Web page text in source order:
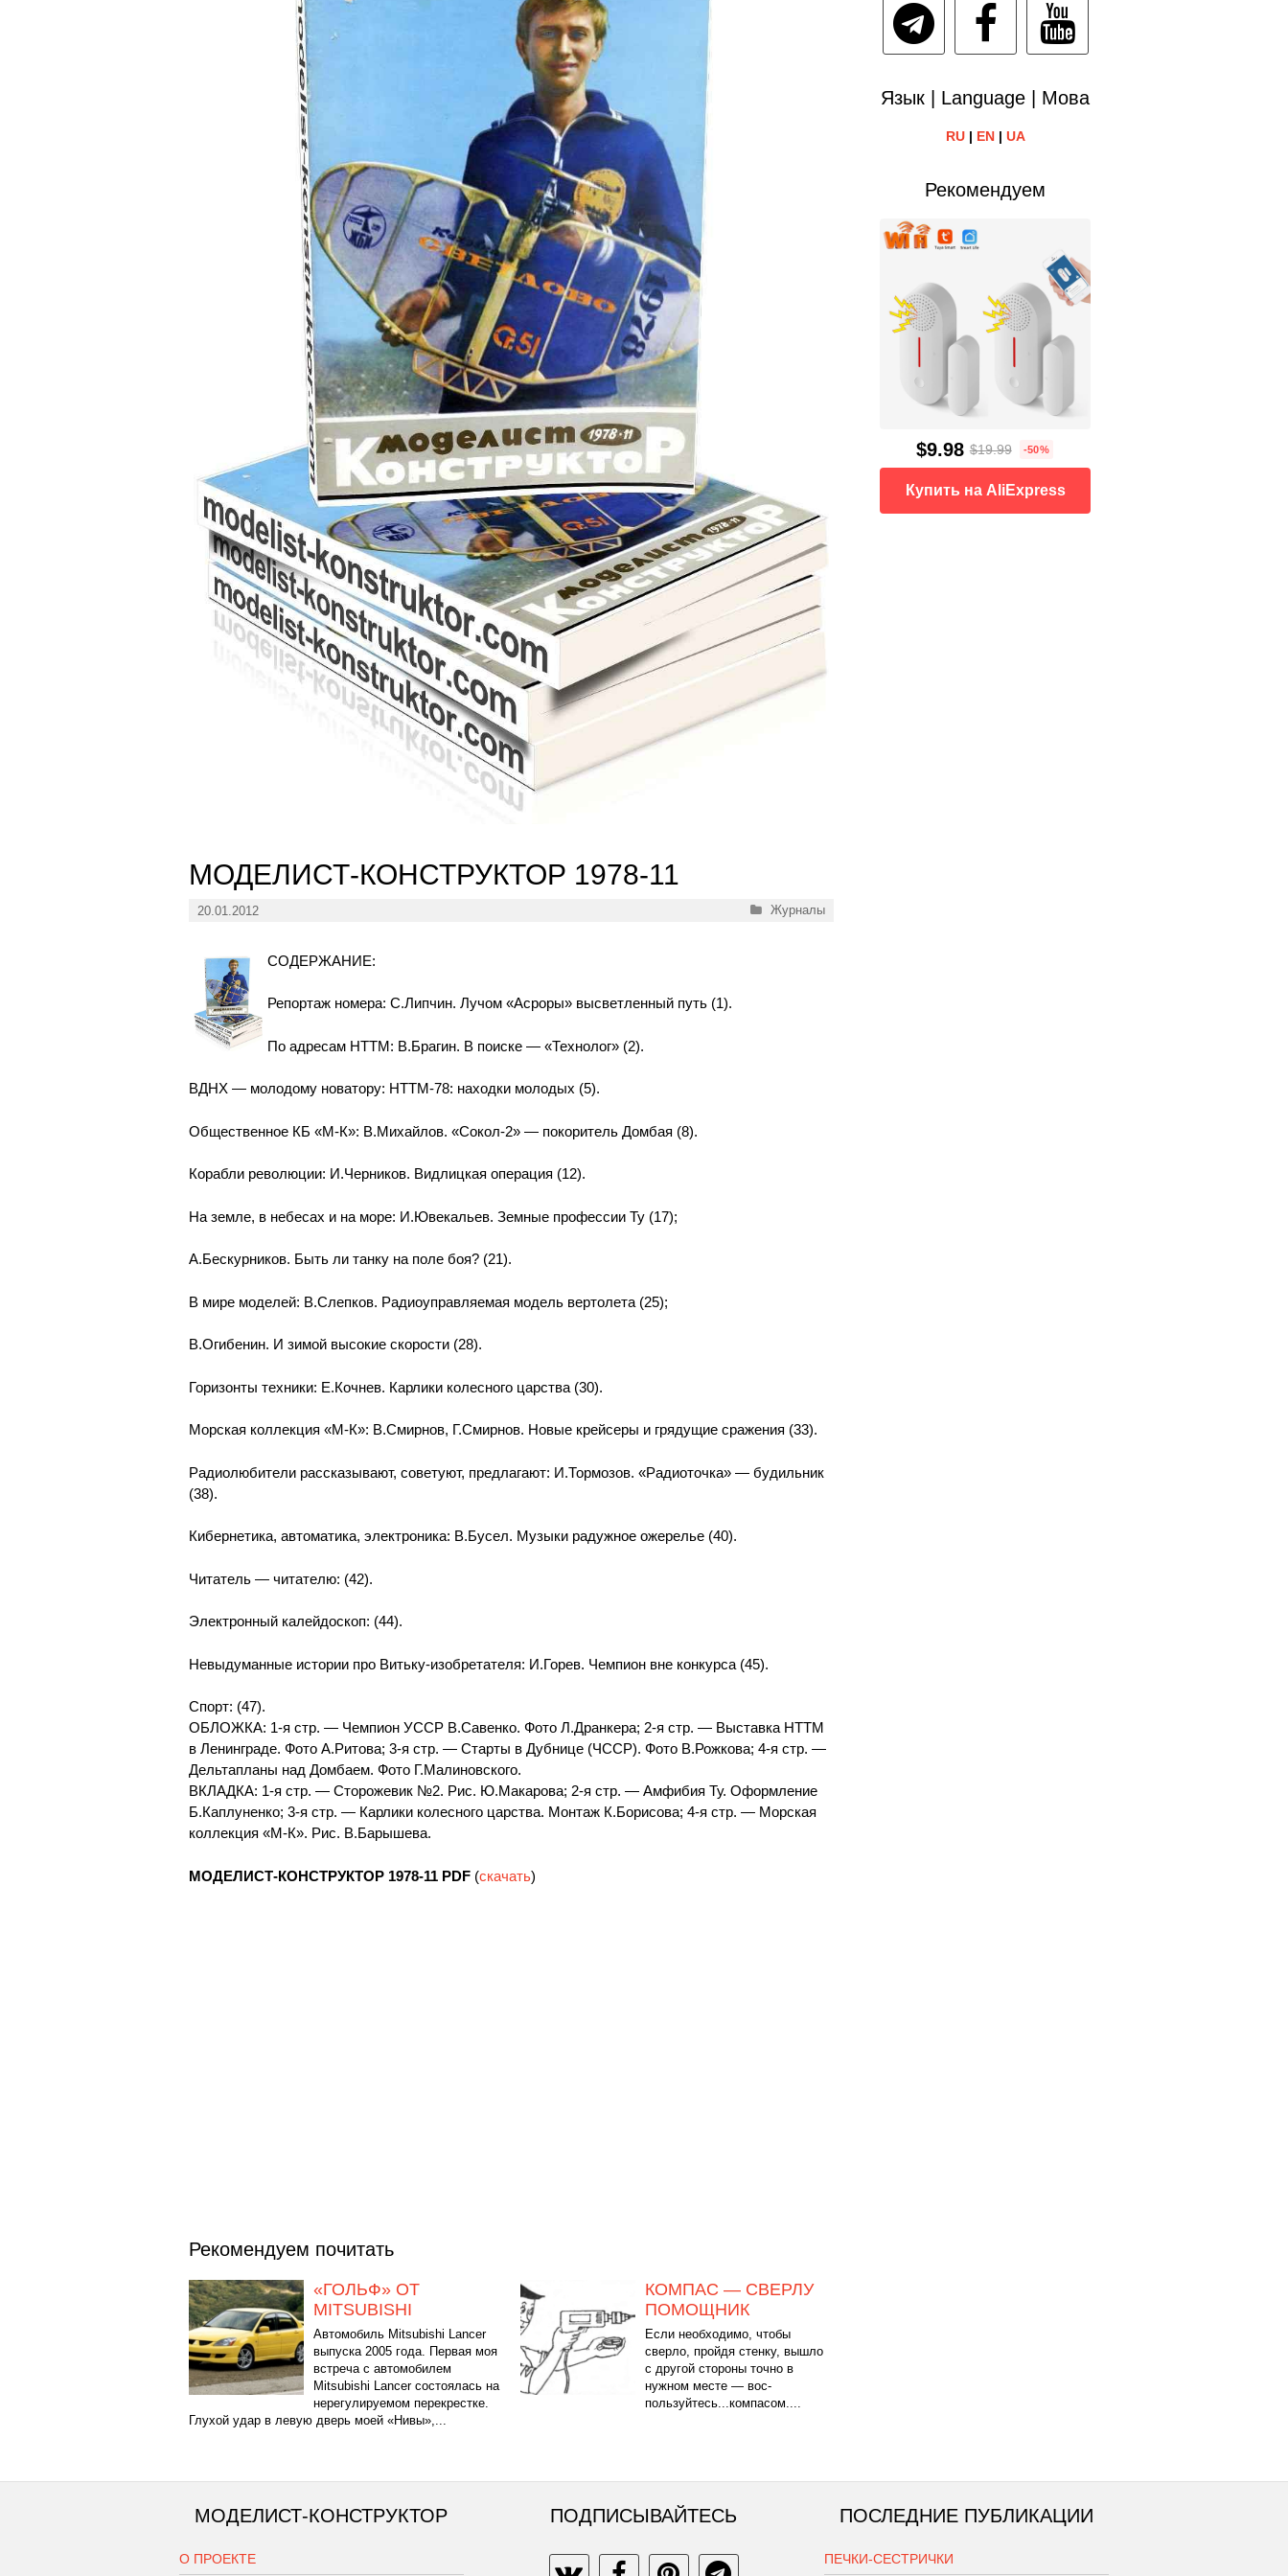
МОДЕЛИСТ-КОНСТРУКТОР 1978-11
20.01.2012 Рубрики
Журналы
СОДЕРЖАНИЕ:
Репортаж номера: С.Липчин. Лучом «Асроры» высветленный путь (1).
По адресам НТТМ: В.Брагин. В поиске — «Технолог» (2).
ВДНХ — молодому новатору: НТТМ-78: находки молодых (5).
Общественное КБ «М-К»: В.Михайлов. «Сокол-2» — покоритель Домбая (8).
Корабли революции: И.Черников. Видлицкая операция (12).
На земле, в небесах и на море: И.Ювекальев. Земные профессии Ту (17);
А.Бескурников. Быть ли танку на поле боя? (21).
В мире моделей: В.Слепков. Радиоуправляемая модель вертолета (25);
В.Огибенин. И зимой высокие скорости (28).
Горизонты техники: Е.Кочнев. Карлики колесного царства (30).
Морская коллекция «М-К»: В.Смирнов, Г.Смирнов. Новые крейсеры и грядущие сражения (33).
Радиолюбители рассказывают, советуют, предлагают: И.Тормозов. «Радиоточка» — будильник
(38).
Кибернетика, автоматика, электроника: В.Бусел. Музыки радужное ожерелье (40).
Читатель — читателю: (42).
Электронный калейдоскоп: (44).
Невыдуманные истории про Витьку-изобретателя: И.Горев. Чемпион вне конкурса (45).
Спорт: (47).
ОБЛОЖКА: 1-я стр. — Чемпион УССР В.Савенко. Фото Л.Дранкера; 2-я стр. — Выставка НТТМ
в Ленинграде. Фото А.Ритова; 3-я стр. — Старты в Дубнице (ЧССР). Фото В.Рожкова; 4-я стр. —
Дельтапланы над Домбаем. Фото Г.Малиновского.
ВКЛАДКА: 1-я стр. — Сторожевик №2. Рис. Ю.Макарова; 2-я стр. — Амфибия Ту. Оформление
Б.Каплуненко; 3-я стр. — Карлики колесного царства. Монтаж К.Борисова; 4-я стр. — Морская
коллекция «М-К». Рис. В.Барышева.
МОДЕЛИСТ-КОНСТРУКТОР 1978-11 PDF (скачать)
Рекомендуем почитать
«ГОЛЬФ» ОТ
MITSUBISHI
Автомобиль Mitsubishi Lancer
выпуска 2005 года. Первая моя
встреча с автомобилем
Mitsubishi Lancer состоялась на
нерегулируемом перекрестке.
Глухой удар в левую дверь моей «Нивы»,...
КОМПАС — СВЕРЛУ
ПОМОЩНИК
Если необ­ходимо, чтобы
сверло, прой­дя стенку, вы­шло
с другой стороны точ­но в
нужном месте — вос­
пользуйтесь...компасом....
Язык | Language | Мова
RU| EN| UA
Рекомендуем
$9.98 $19.99 -50%
Купить на AliExpress
МОДЕЛИСТ-КОНСТРУКТОР
О ПРОЕКТЕ
ПОДПИСЫВАЙТЕСЬ ПОСЛЕДНИЕ ПУБЛИКАЦИИ
ПЕЧКИ-СЕСТРИЧКИ